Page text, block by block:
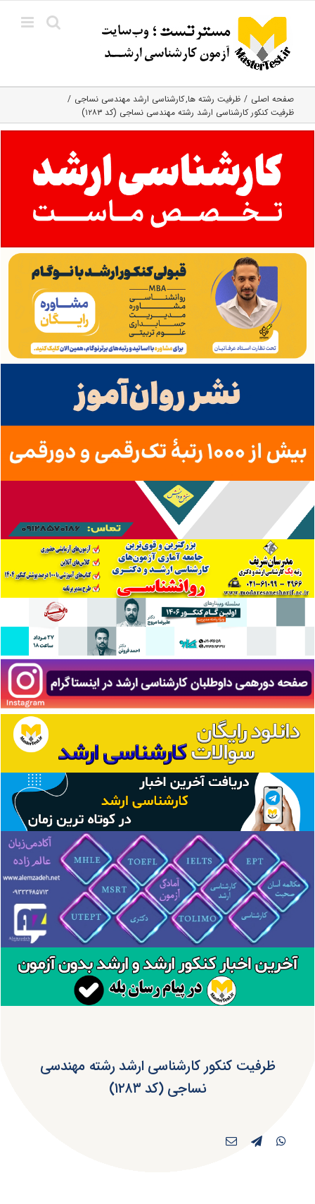
content
صفحه اصلی ظرفیت رشته ها کارشناسی ارشد مهندسی نساجی
ظرفیت کنکور کارشناسی ارشد رشته مهندسی نساجی (کد ۱۲۸۳)
ظرفیت کنکور کارشناسی ارشد رشته مهندسی
نساجی (کد ۱۲۸۳)